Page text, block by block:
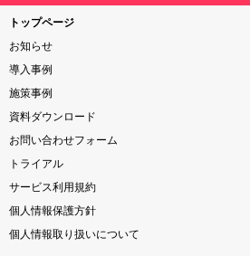
トップページ
お知らせ
導入事例
施策事例
資料ダウンロード
お問い合わせフォーム
トライアル
サービス利用規約
個人情報保護方針
個人情報取り扱いについて